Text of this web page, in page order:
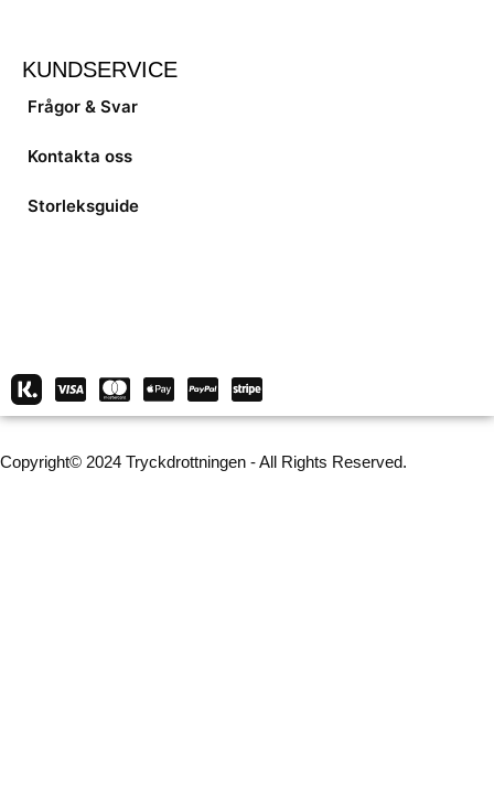
KUNDSERVICE
Frågor & Svar
Kontakta oss
Storleksguide
Copyright© 2024 Tryckdrottningen - All Rights Reserved.